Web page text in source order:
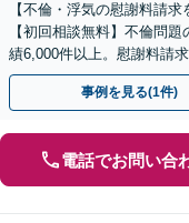
【不倫・浮気の慰謝料請
【初回相談無料】不倫問
績6,000件以上。慰謝料請
事務所です。
事例を見る(1件)
電話でお問い合